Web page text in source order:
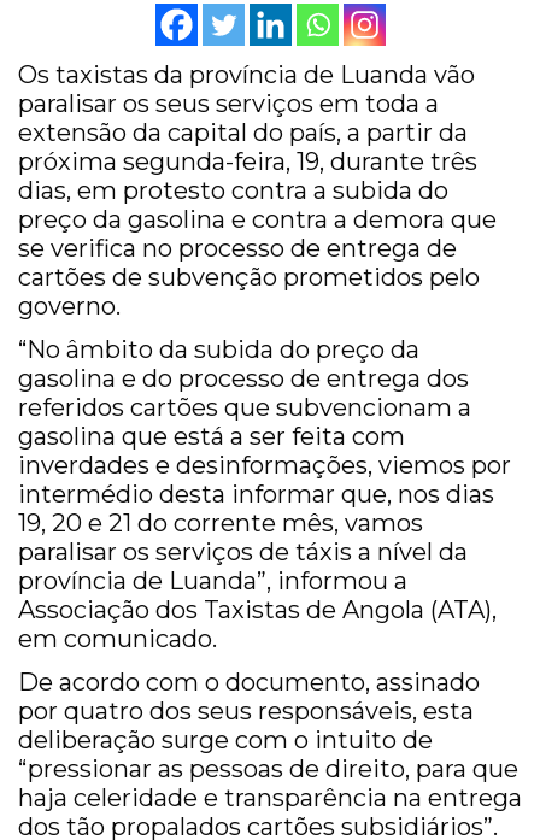
Os taxistas da província de Luanda vão
paralisar os seus serviços em toda a
extensão da capital do país, a partir da
próxima segunda-feira, 19, durante três
dias, em protesto contra a subida do
preço da gasolina e contra a demora que
se verifica no processo de entrega de
cartões de subvenção prometidos pelo
governo.
“No âmbito da subida do preço da
gasolina e do processo de entrega dos
referidos cartões que subvencionam a
gasolina que está a ser feita com
inverdades e desinformações, viemos por
intermédio desta informar que, nos dias
19, 20 e 21 do corrente mês, vamos
paralisar os serviços de táxis a nível da
província de Luanda”, informou a
Associação dos Taxistas de Angola (ATA),
em comunicado.
De acordo com o documento, assinado
por quatro dos seus responsáveis, esta
deliberação surge com o intuito de
“pressionar as pessoas de direito, para que
haja celeridade e transparência na entrega
dos tão propalados cartões subsidiários”.